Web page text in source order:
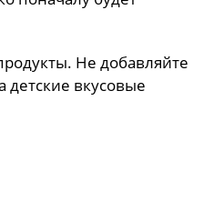
Не добавляйте
детские вкусовые